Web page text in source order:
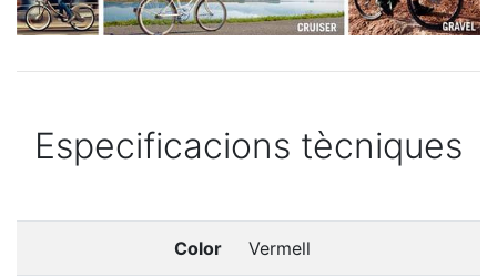
Especificacions tècniques
Color Vermell